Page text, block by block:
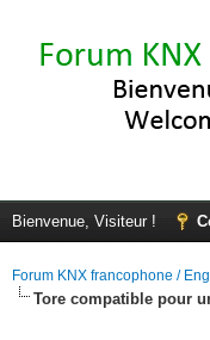
Bienvenue, Visiteur !
Forum KNX francophone /
Tore compatible pour